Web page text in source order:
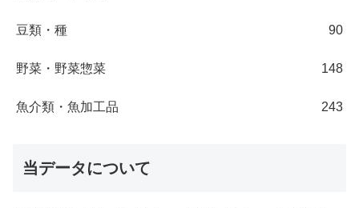
豆類・種 90
野菜・野菜惣菜 148
魚介類・魚加工品 243
当データについて